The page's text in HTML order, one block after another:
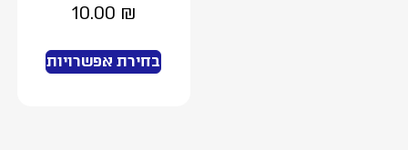
10.00₪
בחירת אפשרויות